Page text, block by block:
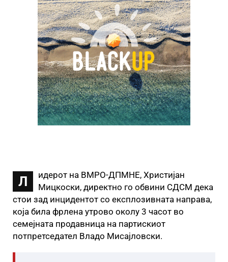
Л
идерот на ВМРО-ДПМНЕ, Христијан
Мицкоски, директно го обвини СДСМ дека
стои зад инцидентот со експлозивната направа,
која била фрлена утрово околу 3 часот во
семејната продавница на партискиот
потпретседател Владо Мисајловски.